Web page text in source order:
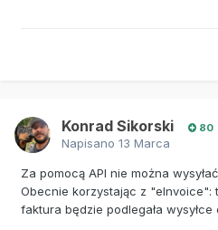
Konrad Sikorski 80
Napisano 13 Marca
Za pomocą API nie można
Obecnie korzystając z "eInvoice":
faktura będzie podlegała wysyłce